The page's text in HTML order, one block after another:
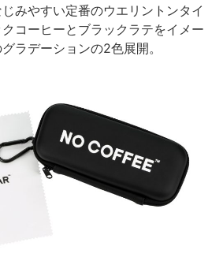
みやすい定番のウエリントンタイ
コーヒーとブラックラテをイメー
ラデーションの2色展開。